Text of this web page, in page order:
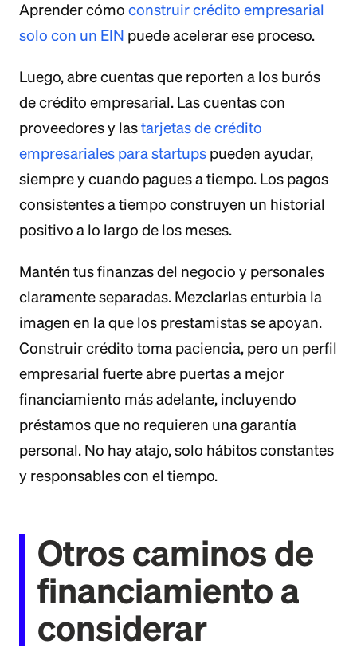
Aprender cómo construir crédito empresarial
solo con un EIN puede acelerar ese proceso.
Luego, abre cuentas que reporten a los burós
de crédito empresarial. Las cuentas con
proveedores y lastarjetas de crédito
empresariales para startups pueden ayudar,
siempre y cuando pagues a tiempo. Los pagos
consistentes a tiempo construyen un historial
positivo a lo largo de los meses.
Mantén tus finanzas del negocio y personales
claramente separadas. Mezclarlas enturbia la
imagen en la que los prestamistas se apoyan.
Construir crédito toma paciencia, pero un perfil
empresarial fuerte abre puertas a mejor
financiamiento más adelante, incluyendo
préstamos que no requieren una garantía
personal. No hay atajo, solo hábitos constantes
y responsables con el tiempo.
Otros caminos de
financiamiento a
considerar